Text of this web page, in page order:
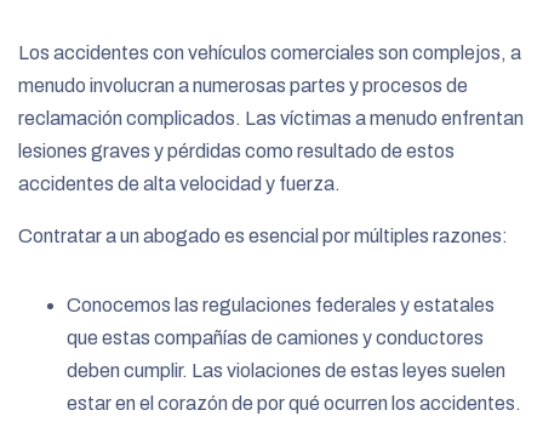
Los accidentes con vehículos comerciales son complejos, a
menudo involucran a numerosas partes y procesos de
reclamación complicados. Las víctimas a menudo enfrentan
lesiones graves y pérdidas como resultado de estos
accidentes de alta velocidad y fuerza.
Contratar a un abogado es esencial por múltiples razones:
Conocemos las regulaciones federales y estatales
que estas compañías de camiones y conductores
deben cumplir. Las violaciones de estas leyes suelen
estar en el corazón de por qué ocurren los accidentes.